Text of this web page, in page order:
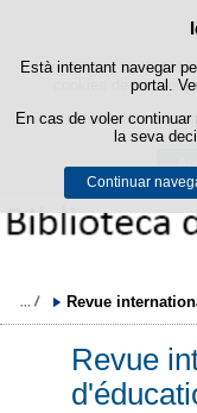
Aquest lloc web
cookies de tercers
Podeu obtenir més
Està intentant navegar
portal.
En cas de voler
la seva
Continuar
Revue
Revue